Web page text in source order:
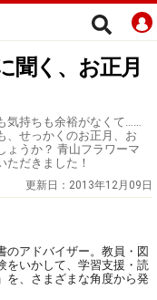
聞く、お正月
気持ちも余裕がなくて……
、せっかくのお正月、お
ょうか？ 青山フラワーマ
だきました！
更新日： 2013年12月09日
のアドバイザー。教員・図
をいかして、学習支援・読
を、さまざまな角度から発